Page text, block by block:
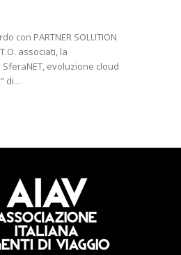
con PARTNER SOLUTION
associati, la
evoluzione cloud
di...